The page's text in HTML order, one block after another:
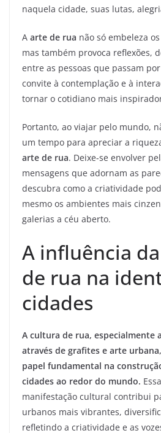
naquela cidade, suas lutas,
A arte de rua não só embeleza
mas também provoca reflexões,
entre as pessoas que passam
convite à contemplação e à
tornar o cotidiano mais
Portanto, ao viajar pelo mundo,
um tempo para apreciar a
arte de rua. Deixe-se envolver
mensagens que adornam as
descubra como a criatividade
mesmo os ambientes mais
galerias a céu aberto.
A influência
de rua na
cidades
A cultura de rua, especialmente
através de grafites e arte
papel fundamental na
cidades ao redor do mundo.
manifestação cultural contribui
urbanos mais vibrantes,
refletindo a criatividade e as